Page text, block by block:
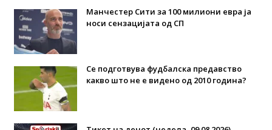
Манчестер Сити за 100 милиони евра ја
носи сензацијата од СП
Се подготвува фудбалска предавство
какво што не е видено од 2010 година?